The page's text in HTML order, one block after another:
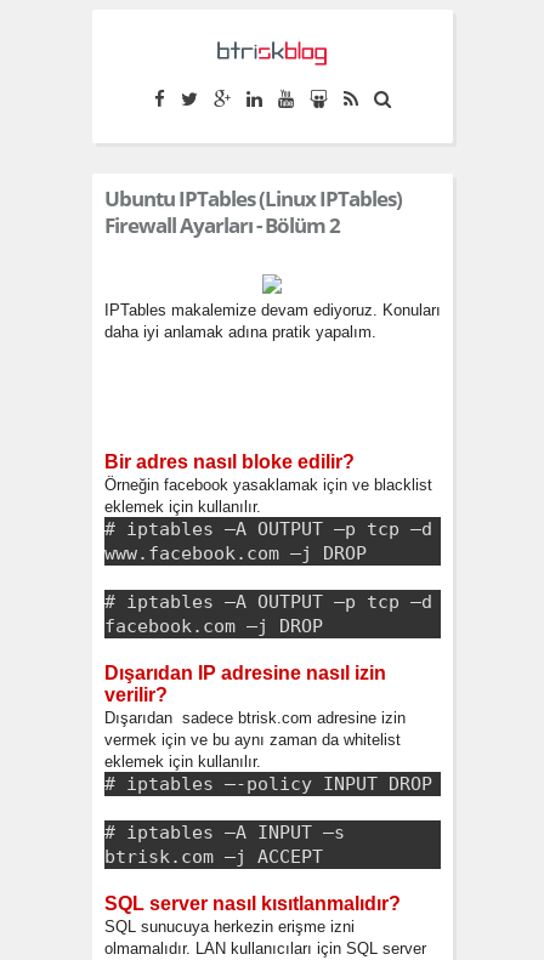
Ubuntu IPTables (Linux IPTables)
Firewall Ayarları - Bölüm 2
IPTables makalemize devam ediyoruz. Konuları
daha iyi anlamak adına pratik yapalım.
Bir adres nasıl bloke edilir?
Örneğin facebook yasaklamak için ve blacklist
eklemek için kullanılır.
# iptables –A OUTPUT –p tcp –d
www.facebook.com –j DROP
# iptables –A OUTPUT –p tcp –d
facebook.com –j DROP
Dışarıdan IP adresine nasıl izin
verilir?
Dışarıdan sadece btrisk.com adresine izin
vermek için ve bu aynı zaman da whitelist
eklemek için kullanılır.
# iptables –-policy INPUT DROP
# iptables –A INPUT –s
btrisk.com –j ACCEPT
SQL server nasıl kısıtlanmalıdır?
SQL sunucuya herkezin erişme izni
olmamalıdır. LAN kullanıcıları için SQL server